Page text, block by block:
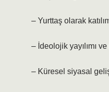
– Yurttaş olarak
– İdeolojik yayılımı
– Küresel siyasal